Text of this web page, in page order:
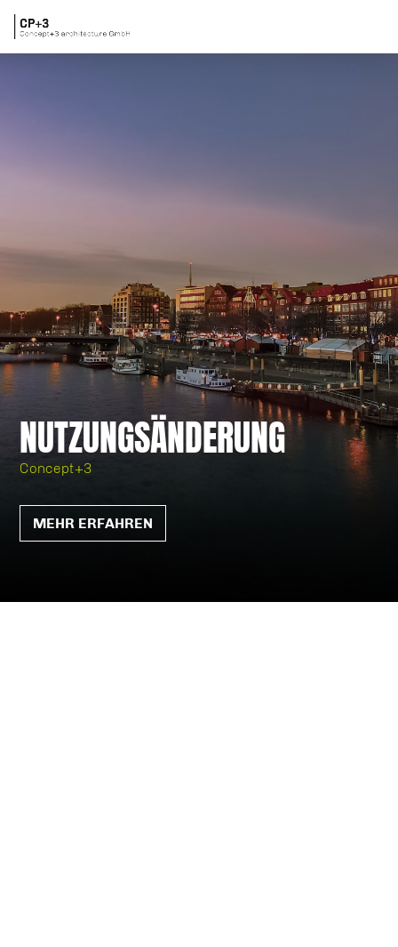
NUTZUNGSÄNDERUNG
Concept+3
MEHR ERFAHREN